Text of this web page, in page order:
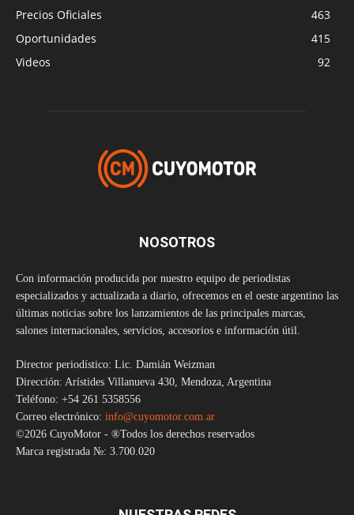
Precios Oficiales
463
Oportunidades
415
Videos
92
NOSOTROS
Con información producida por nuestro equipo de periodistas
especializados y actualizada a diario, ofrecemos en el oeste argentino las
últimas noticias sobre los lanzamientos de las principales marcas,
salones internacionales, servicios, accesorios e información útil.
Director periodístico: Lic. Damián Weizman
Dirección: Arístides Villanueva 430, Mendoza, Argentina
Teléfono: +54 261 5358556
Correo electrónico: info@cuyomotor.com.ar
©2026 CuyoMotor - ®Todos los derechos reservados
Marca registrada №: 3.700.020